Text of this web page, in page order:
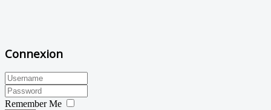
Connexion
Remember Me